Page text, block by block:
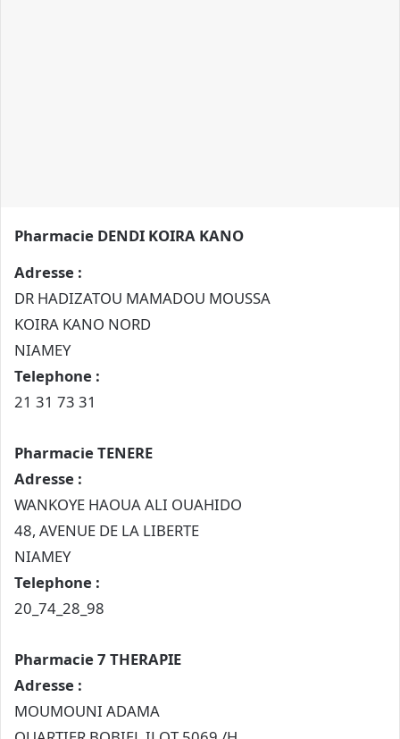
Pharmacie DENDI KOIRA KANO
Adresse :
DR HADIZATOU MAMADOU MOUSSA
KOIRA KANO NORD
NIAMEY
Telephone :
21 31 73 31
Pharmacie TENERE
Adresse :
WANKOYE HAOUA ALI OUAHIDO
48, AVENUE DE LA LIBERTE
NIAMEY
Telephone :
20_74_28_98
Pharmacie 7 THERAPIE
Adresse :
MOUMOUNI ADAMA